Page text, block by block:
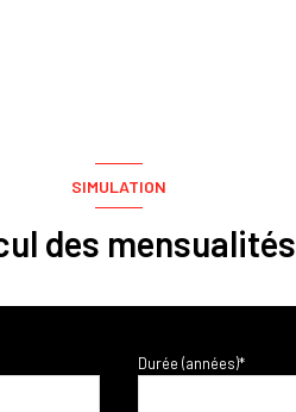
SIMULATION
des mensualités
Durée (années)*